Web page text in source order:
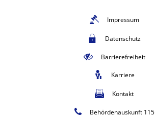
Impressum
Datenschutz
Barrierefreiheit
Karriere
Kontakt
Behördenauskunft 115